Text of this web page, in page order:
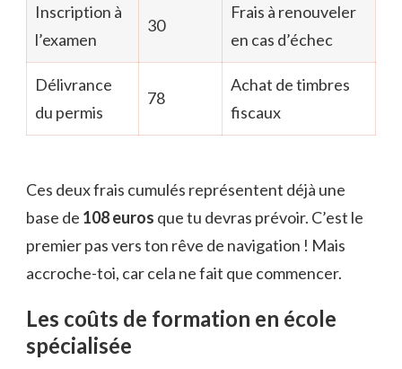
Inscription à
l’examen
30
Frais à renouveler
en cas d’échec
Délivrance
du permis
78
Achat de timbres
fiscaux
Ces deux frais cumulés représentent déjà une
base de 108 euros que tu devras prévoir. C’est le
premier pas vers ton rêve de navigation ! Mais
accroche-toi, car cela ne fait que commencer.
Les coûts de formation en école
spécialisée